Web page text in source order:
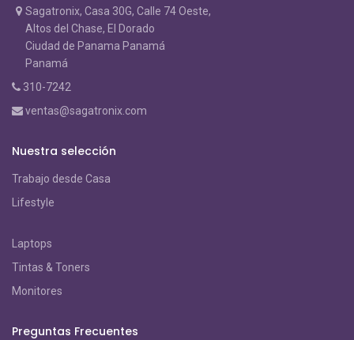
Sagatronix, Casa 30G, Calle 74 Oeste,
Altos del Chase, El Dorado
Ciudad de Panama Panamá
Panamá
310-7242
ventas@sagatronix.com
Nuestra selección
Trabajo desde Casa
Lifestyle
Laptops
Tintas & Toners
Monitores
Preguntas Frecuentes